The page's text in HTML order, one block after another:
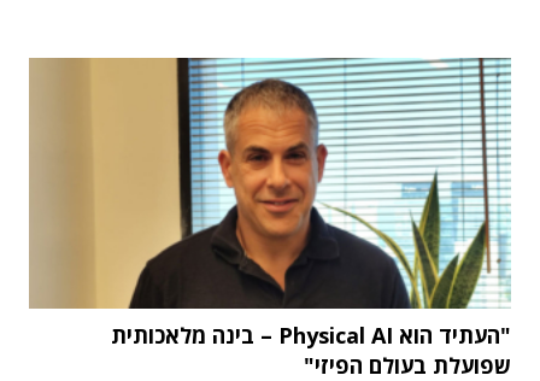
"העתיד הוא Physical AI – בינה מלאכותית
שפועלת בעולם הפיזי"